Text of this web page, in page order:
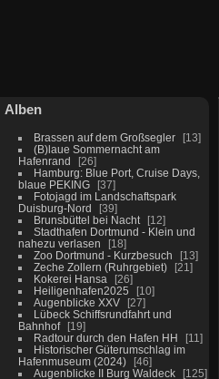
Alben
Brassen auf dem Großsegler
13
(B)laue Sommernacht am
Hafenrand
26
Hamburg: Blue Port, Cruise Days,
blaue PEKING
37
Fotojagd im Landschaftspark
Duisburg-Nord
39
Brunsbüttel bei Nacht
12
Stadthafen Dortmund - Klein und
nahezu verlasen
18
Zoo Dortmund - Kurzbesuch
13
Zeche Zollern (Ruhrgebiet)
21
Kokerei Hansa
26
Heiligenhafen2025
10
Augenblicke XXV
27
Lübeck Schiffsrundfahrt und
Bahnhof
19
Radtour durch den Hafen HH
11
Historischer Güterumschlag im
Hafenmuseum (2024)
46
Augenblicke II Burg Waldeck
125